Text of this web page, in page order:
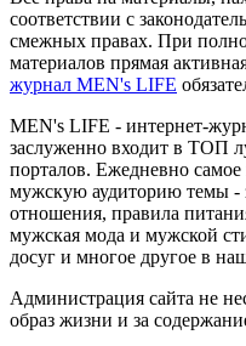
соответствии с
смежных правах. При
материалов прямая
журнал MEN's LIFE
MEN's LIFE - интернет-
заслуженно входит в ТОП
порталов. Ежедневно
мужскую аудиторию темы -
отношения, правила
мужская мода и мужской
досуг и многое другое в
Администрация сайта не
образ жизни и за